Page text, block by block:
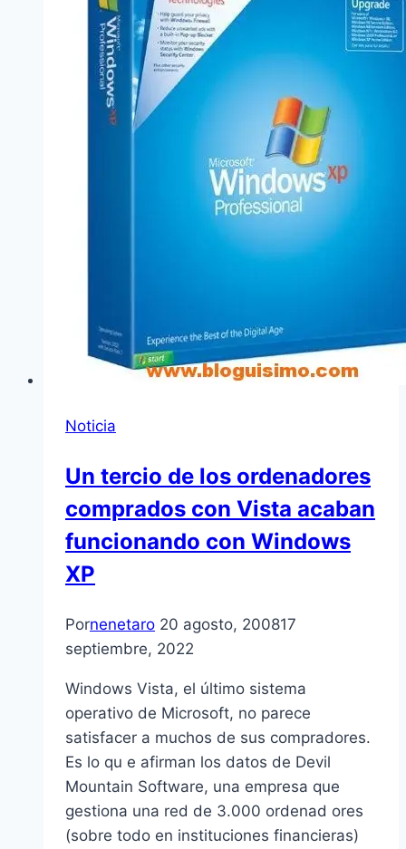
Noticia
Un tercio de los ordenadores
comprados con Vista acaban
funcionando con Windows
XP
Pornenetaro 20 agosto, 200817
septiembre, 2022
Windows Vista, el último sistema
operativo de Microsoft, no parece
satisfacer a muchos de sus compradores.
Es lo qu e afirman los datos de Devil
Mountain Software, una empresa que
gestiona una red de 3.000 ordenad ores
(sobre todo en instituciones financieras)